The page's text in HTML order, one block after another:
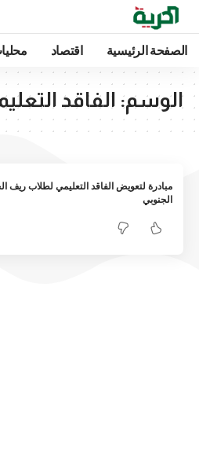
الصفحة الرئيسية اقتصاد
الوسم: الفاقد
مبادرة لتعويض الفاقد التعليمي لطلاب ريف
الجنوبي